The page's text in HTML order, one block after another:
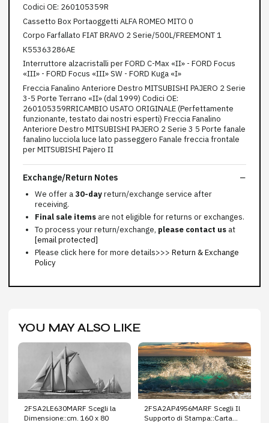
Codici OE: 260105359R
Cassetto Box Portaoggetti ALFA ROMEO MITO 0
Corpo Farfallato FIAT BRAVO 2 Serie/500L/FREEMONT 1
K55363286AE
Interruttore alzacristalli per FORD C-Max «II» - FORD Focus
«III» - FORD Focus «III» SW - FORD Kuga «I»
Freccia Fanalino Anteriore Destro MITSUBISHI PAJERO 2 Serie
3-5 Porte Terrano «II» (dal 1999) Codici OE:
260105359RRICAMBIO USATO ORIGINALE (Perfettamente
funzionante, testato dai nostri esperti) Freccia Fanalino
Anteriore Destro MITSUBISHI PAJERO 2 Serie 3 5 Porte fanale
fanalino lucciola luce lato passeggero Fanale freccia frontale
per MITSUBISHI Pajero II
Exchange/Return Notes
We offer a30-dayreturn/exchange service after
receiving.
Final sale items are not eligible for returns or exchanges.
To process your return/exchange, please contact us at
[email protected]
Please click here for more details>>> Return & Exchange
Policy
YOU MAY ALSO LIKE
2FSA2LE630MARF Scegli la
Dimensione::cm. 160 x 80
2FSA2AP4956MARF Scegli Il
Supporto di Stampa::Carta